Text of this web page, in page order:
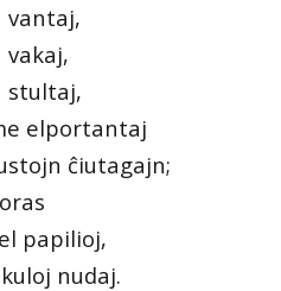
vantaj,
stultaj,
elportantaj
ĉiutagajn;
papilioj,
nudaj.